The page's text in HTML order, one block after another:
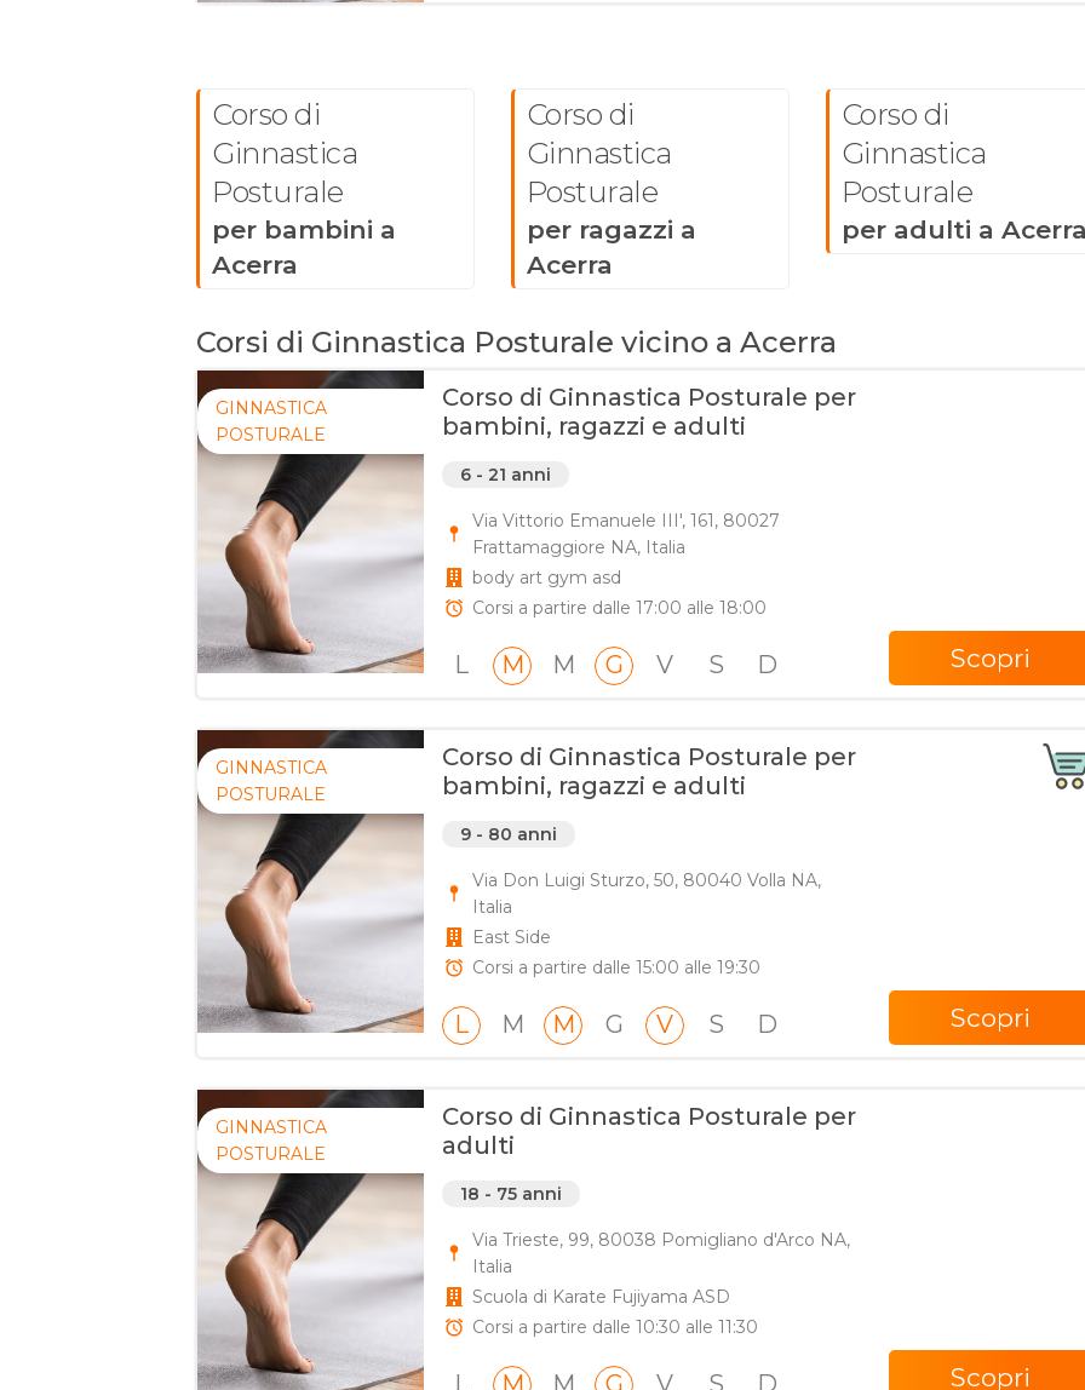
Corso di
Ginnastica
Posturale
per bambini a
Acerra
Corso di
Ginnastica
Posturale
per ragazzi a
Acerra
Corso di
Ginnastica
Posturale
per adulti a
Corsi di Ginnastica Posturale vicino a Acerra
GINNASTICA
POSTURALE
Corso di Ginnastica Posturale per
bambini, ragazzi e adulti
6 - 21 anni
Via Vittorio Emanuele III', 161, 80027
Frattamaggiore NA, Italia
body art gym asd
Corsi a partire dalle 17:00 alle 18:00
L M M G V S D Scopri
GINNASTICA
POSTURALE
Corso di Ginnastica Posturale per
bambini, ragazzi e adulti
9 - 80 anni
Via Don Luigi Sturzo, 50, 80040 Volla NA,
Italia
East Side
Corsi a partire dalle 15:00 alle 19:30
L M M G V S D Scopri
GINNASTICA
POSTURALE
Corso di Ginnastica Posturale per
adulti
18 - 75 anni
Via Trieste, 99, 80038 Pomigliano d'Arco NA,
Italia
Scuola di Karate Fujiyama ASD
Corsi a partire dalle 10:30 alle 11:30
L M M G V S D Scopri